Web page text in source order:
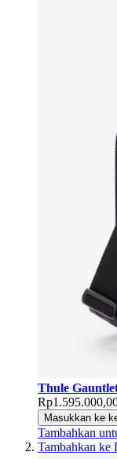
Thule
Masukkan ke
Tambahkan
Tambahkan ke